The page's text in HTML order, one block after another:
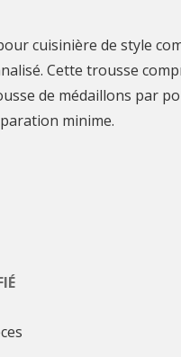
cuisinière de style
Cette trousse
de médaillons par
minime.